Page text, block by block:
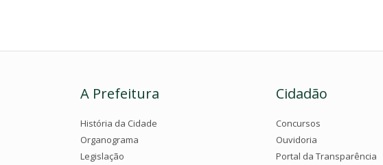
A Prefeitura
História da Cidade
Organograma
Legislação
Cidadão
Concursos
Ouvidoria
Portal da Transparência